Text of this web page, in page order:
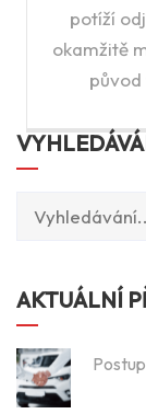
potíží
okamžitě
AKTUÁLNÍ